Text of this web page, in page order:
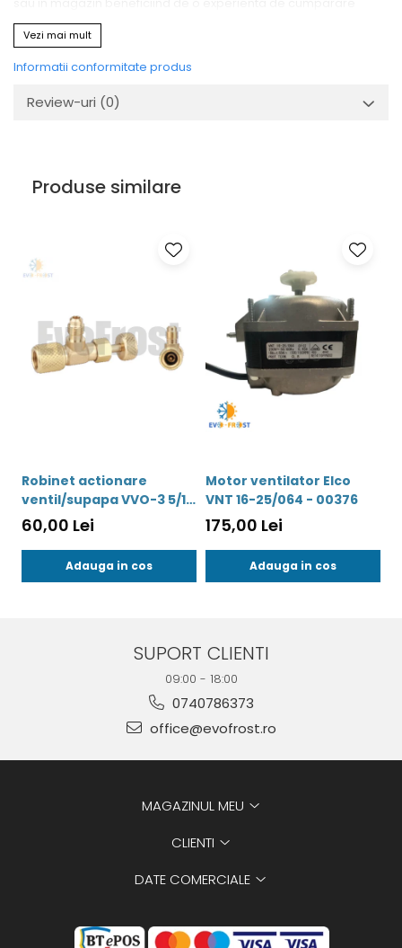
eficienta.
calitative in domeniul frigotehnic.
Produsul - Compresor frigorific SECOP (Danfoss) DLE5.7CN -
orele 9:00 si 18:00, pregatita sa raspunda cu profesionalism si
· 0740 786 373
Vezi mai mult
Informatii conformitate produs
Review-uri (0)
Produse similare
Robinet actionare
ventil/supapa VVO-3 5/16
- 5/16 - 00042
60,00 Lei
Adauga in cos
Motor ventilator Elco
VNT 16-25/064 - 00376
175,00 Lei
Adauga in cos
SUPORT CLIENTI
09:00 - 18:00
0740786373
office@evofrost.ro
MAGAZINUL MEU
CLIENTI
DATE COMERCIALE